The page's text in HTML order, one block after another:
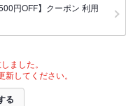
円OFF】クーポン 利用
ました。
してください。
る